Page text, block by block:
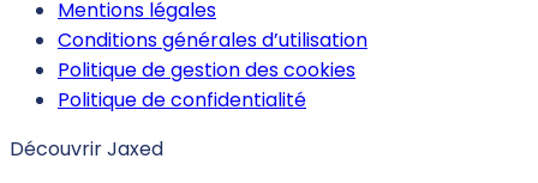
Mentions légales
Conditions générales d’utilisation
Politique de gestion des cookies
Politique de confidentialité
Découvrir Jaxed